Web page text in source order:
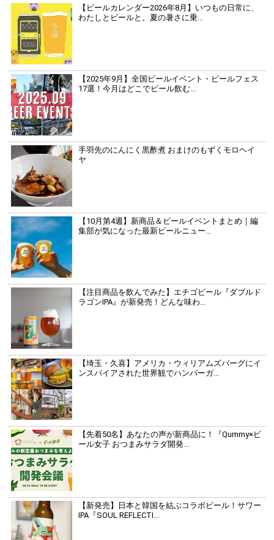
【ビールカレンダー2026年8月】いつもの日常に、
わたしとビールと。夏の暑さに乗...
【2025年9月】全国ビールイベント・ビールフェス
17選！今月はどこでビール飲む...
手羽先のにんにく黒酢煮 おまけのもずくモロヘイ
ヤ
【10月第4週】新商品＆ビールイベントまとめ｜編
集部が気になった最新ビールニュー...
【注目商品を飲んでみた】エチゴビール『ダブルド
ラゴンIPA』が新発売！どんな味わ...
【埼玉・久喜】アメリカ・ウィリアムズバーグにイ
ンスパイアされた世界観でハンバーガ...
【先着50名】あなたの声が新商品に！『Qummy×ビ
ール女子 おつまみサラダ開発...
【新発売】日本と韓国を結ぶコラボビール！サワー
IPA『SOUL REFLECTI...